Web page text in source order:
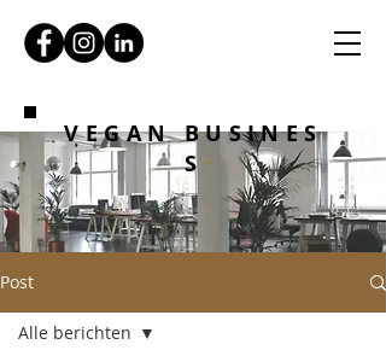
VEGAN BUSINES
S
Post
Alle berichten